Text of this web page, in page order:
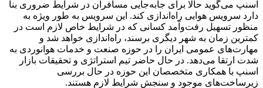
اسنپ می‌گوید حالا برای جابه‌جایی مسافران در شرایط ضروری بنا
دارد سرویس هوایی راه‌اندازی کند. این سرویس به طور ويژه به
منظور تسهیل رفت‌وآمد کسانی که در شرایط خاص لازم است در
کمترین زمان به شهر دیگری برسند، راه‌اندازی خواهد شد و
مهارت‌های عمومی ایران را در حوزه صنعت و خدمات هوانوردی به
شدت ارتقا می‌دهد. در حال حاضر تیم استراتژی و تحقیقات بازار
اسنپ با همکاری متخصصان این حوزه در حال بررسی
زیرساخت‌های موجود و سنجش شرایط لازم هستند.